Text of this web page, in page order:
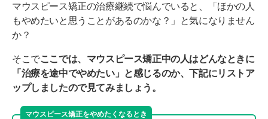
マウスピース矯正の治療継続で悩んでいると、「ほかの人
もやめたいと思うことがあるのかな？」と気になりません
か？
そこでここでは、マウスピース矯正中の人はどんなときに
「治療を途中でやめたい」と感じるのか、下記にリストア
ップしましたので見てみましょう。
マウスピース矯正をやめたくなるとき